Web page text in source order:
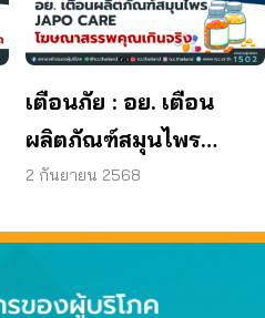
ผลิตภัณฑ์ย้อมผม
เตือนภัย : อย. เตือน
ผลิตภัณฑ์สมุนไพร
JAPO CARE โฆษณา
2 กันยายน 2568